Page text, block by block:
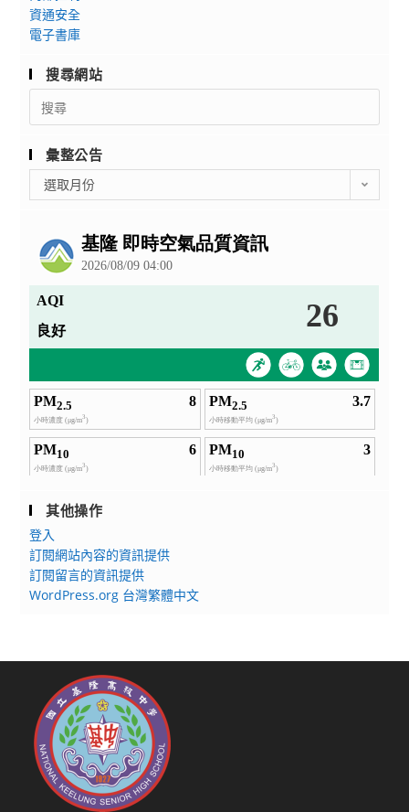
資通安全
電子書庫
搜尋網站
Search
for:
彙整公告
整
選取月份
其他操作
登入
訂閱網站內容的資訊提供
訂閱留言的資訊提供
WordPress.org 台灣繁體中文